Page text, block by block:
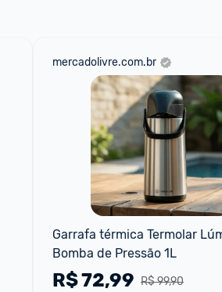
mercadolivre.com.br
Garrafa térmica Termolar
Bomba de Pressão 1L
R$ 99,90
R$72,99